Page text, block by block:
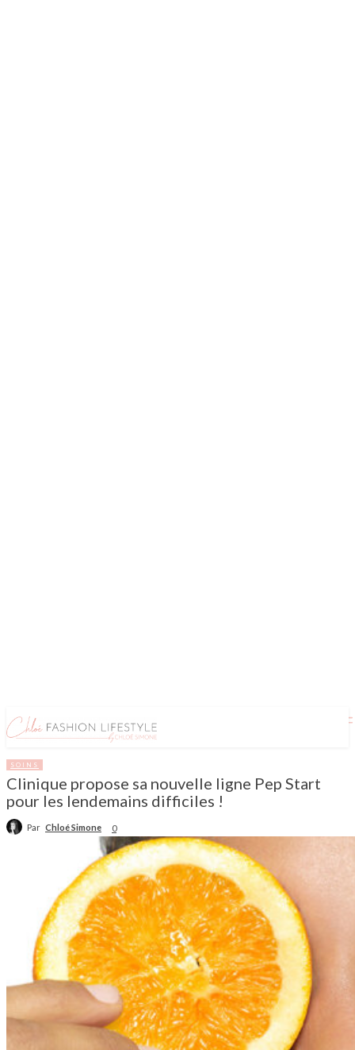
SOINS
Clinique propose sa nouvelle ligne Pep Start
pour les lendemains difficiles !
Par Chloé Simone 0